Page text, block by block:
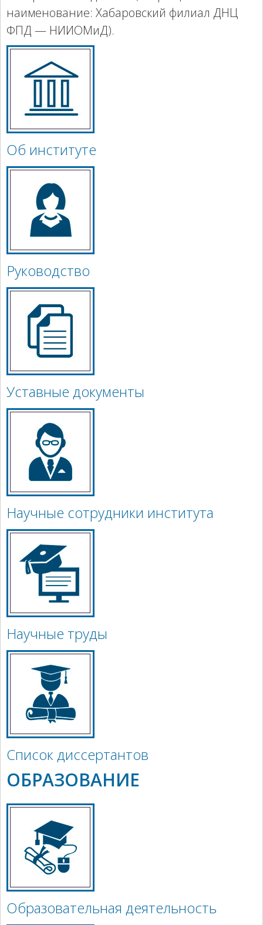
наименование: Хабаровский филиал ДНЦ
ФПД — НИИОМиД).
Об институте
Руководство
Уставные документы
Научные сотрудники института
Научные труды
Список диссертантов
ОБРАЗОВАНИЕ
Образовательная деятельность